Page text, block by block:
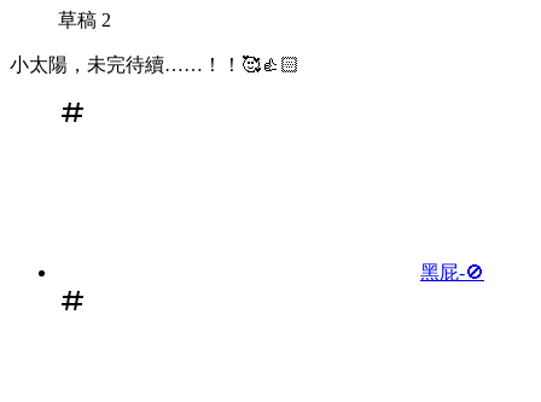
草稿 2
小太陽，未完待續……！！🥰👍🏻
黑屁-🚫